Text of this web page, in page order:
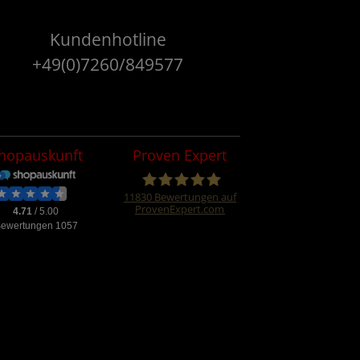
Kundenhotline
+49(0)7260/849577
Proven Expert
11830Bewertungen auf
ProvenExpert.com